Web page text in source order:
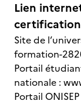
Lien
Site de
formation-
Portail
nationale :
Portail